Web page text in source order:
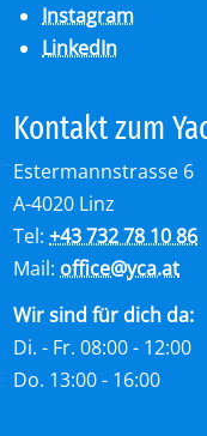
Instagram
LinkedIn
Kon­takt zum
Estermannstrasse 6
A-4020 Linz
Tel:+43 732 78 10 86
Mail: office@yca.at
Wir sind für dich da:
Di. - Fr. 08:00 - 12:00
Do. 13:00 - 16:00